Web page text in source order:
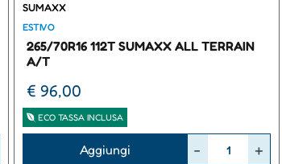
SUMAXX
ESTIVO
265/70R16 112T SUMAXX ALL TERRAIN
A/T
€ 96,00
ECO TASSA INCLUSA
Aggiungi